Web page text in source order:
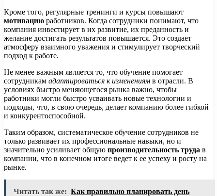
Кроме того, регулярные тренинги и курсы повышают
мотивацию работников. Когда сотрудники понимают, что
компания инвестирует в их развитие, их преданность и
желание достигать результатов повышается. Это создает
атмосферу взаимного уважения и стимулирует творческий
подход к работе.
Не менее важным является то, что обучение помогает
сотрудникам адаптироваться к изменениям в отрасли. В
условиях быстро меняющегося рынка важно, чтобы
работники могли быстро усваивать новые технологии и
подходы, что, в свою очередь, делает компанию более гибкой
и конкурентоспособной.
Таким образом, систематическое обучение сотрудников не
только развивает их профессиональные навыки, но и
значительно усиливает общую производительность труда в
компании, что в конечном итоге ведет к ее успеху и росту на
рынке.
Читать так же: Как правильно планировать день